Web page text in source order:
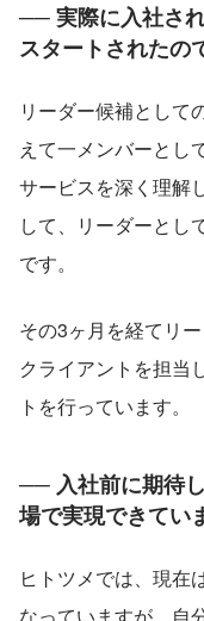
── 実際に入社さ
スタートされたの
リーダー候補として
えて一メンバーとし
サービスを深く理解
して、リーダーとし
です。
その3ヶ月を経てリ
クライアントを担当
トを行っています。
── 入社前に期待
場で実現できてい
ヒトツメでは、現在